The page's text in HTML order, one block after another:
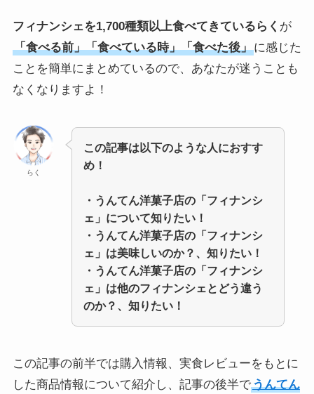
フィナンシェを1,700種類以上食べてきているらく が
「食べる前」「食べている時」「食べた後」に感じた
ことを簡単にまとめているので、あなたが迷うことも
なくなりますよ！
らく
この記事は以下のような人におすす
め！
・うんてん洋菓子店の「フィナンシ
ェ」について知りたい！
・ うんてん洋菓子店の「フィナンシ
ェ」 は美味しいのか？、知りたい！
・ うんてん洋菓子店の「フィナンシ
ェ」 は他のフィナンシェとどう違う
のか？、知りたい！
この記事の前半では購入情報、実食レビューをもとに
した商品情報について紹介し、記事の後半でうんてん